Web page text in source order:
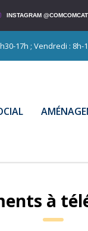
INSTAGRAM
17h ; Vendredi : 8h-
à